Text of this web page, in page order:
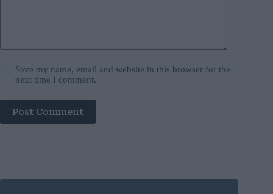
Save my name, email and website in this browser for the
next time I comment.
Post Comment